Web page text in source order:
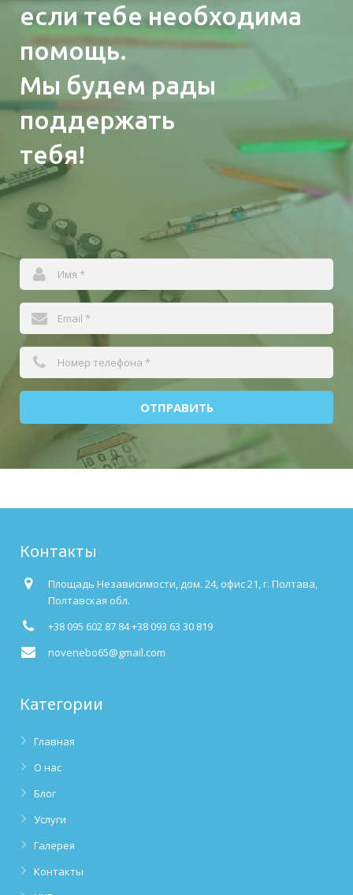
если тебе необходима
помощь.
Мы будем рады
поддержать
тебя!
ОТПРАВИТЬ
Контакты
Площадь Независимости, дом. 24, офис 21, г. Полтава,
Полтавская обл.
+38 095 602 87 84 +38 093 63 30 819
novenebo65@gmail.com
Категории
Главная
О нас
Блог
Услуги
Галерея
Контакты